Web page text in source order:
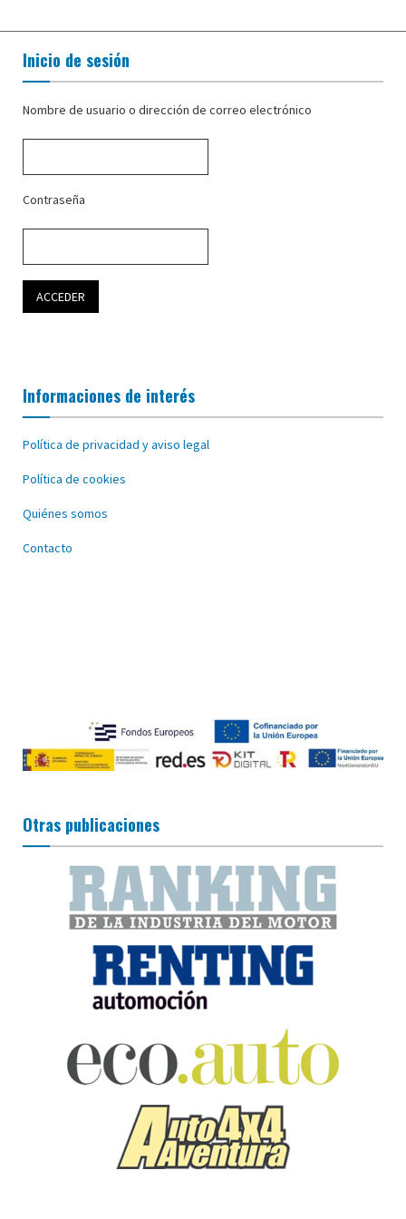
Inicio de sesión
Nombre de usuario o dirección de correo electrónico
Contraseña
Informaciones de interés
Política de privacidad y aviso legal
Política de cookies
Quiénes somos
Contacto
Otras publicaciones